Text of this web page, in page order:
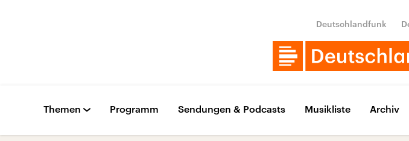
Deutschlandfunk
Themen Programm Sendungen & Podcasts Musikliste Archiv